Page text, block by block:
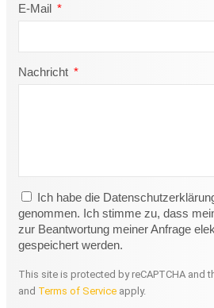
E-Mail
Nachricht
Ich habe die
genommen. Ich stimme zu, dass
zur Beantwortung meiner Anfrage
gespeichert werden.
This site is protected by reCAPTCHA and
and Terms of Service apply.